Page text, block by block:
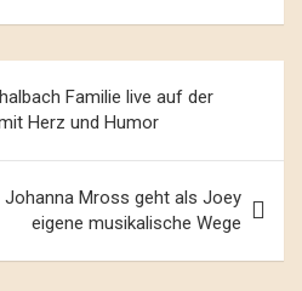
Familie live auf der
Herz und Humor
Johanna Mross geht als Joey
eigene musikalische Wege